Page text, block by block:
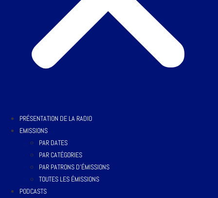
PRÉSENTATION DE LA RADIO
EMISSIONS
PAR DATES
PAR CATÉGORIES
PAR PATRONS D’ÉMISSIONS
TOUTES LES ÉMISSIONS
PODCASTS